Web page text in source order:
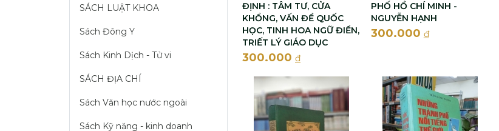
SÁCH LUẬT KHOA
Sách Đông Y
Sách Kinh Dịch - Tử vi
SÁCH ĐỊA CHÍ
Sách Văn học nước ngoài
Sách Kỹ năng - kinh doanh
ĐỊNH : TÂM TƯ, CỬA
KHỔNG, VẤN ĐỀ QUỐC
HỌC, TINH HOA NGỮ ĐIỂN,
TRIẾT LÝ GIÁO DỤC
300.000 đ
PHỐ HỒ CHÍ MINH -
NGUYỄN HẠNH
300.000 đ